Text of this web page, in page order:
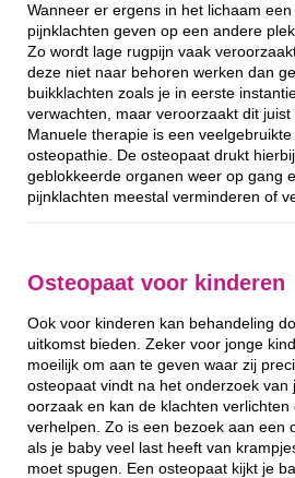
Wanneer er ergens in het lichaam
pijnklachten geven op een andere
Zo wordt lage rugpijn vaak
deze niet naar behoren werken dan
buikklachten zoals je in eerste
verwachten, maar veroorzaakt dit juist
Manuele therapie is een
osteopathie. De osteopaat drukt
geblokkeerde organen weer op gang
pijnklachten meestal verminderen of
Osteopaat voor kinderen
Ook voor kinderen kan behandeling
uitkomst bieden. Zeker voor jonge
moeilijk om aan te geven waar zij
osteopaat vindt na het onderzoek van
oorzaak en kan de klachten
verhelpen. Zo is een bezoek aan een
als je baby veel last heeft van
moet spugen. Een osteopaat kijkt je